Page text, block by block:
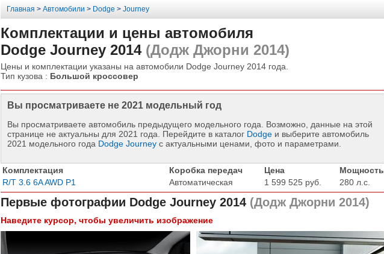
Главная > Автомобили > Dodge> Journey
Комплектации и цены автомобиля
Dodge Journey 2014(Додж Джорни 2014)
Цены и комплектации указаны на автомобили Dodge Journey 2014 года.
Тип кузова : Большой кроссовер
Вы просматриваете не 2021 модельный год
Вы просматриваете автомобиль предыдущего модельного года. Возможно, данные на этой
странице не актуальны для 2021 года. Перейдите в каталог Dodgeи выберите автомобиль
2021 модельного года Dodge Journeyс актуальными ценами, фото и параметрами.
Комплектация Коробка передач Цена
Мощность
R/T 3.6 6A AWD P1
Автоматическая 1 599 525 руб. 280 л.с.
Первые фотографии Dodge Journey 2014(Додж Джорни 2014)
Наведите курсор, чтобы увеличить изображение